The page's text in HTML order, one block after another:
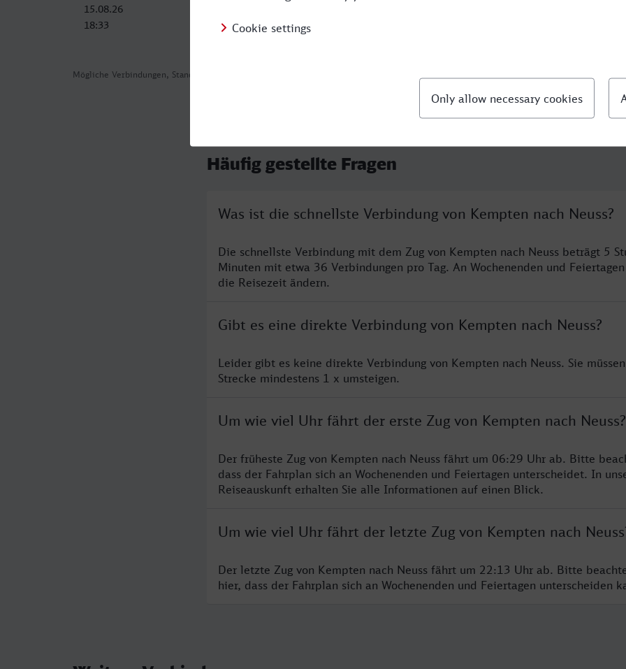
Mögliche Verbindungen, Stand: 2026-08-01 02:30
15.08.26
18:33
00:06
Häufig gestellte Fragen
Was ist die schnellste Verbindung von Kempten nach Neuss?
Die schnellste Verbindung mit dem Zug von Kempten nach Neuss beträgt 5
Minuten mit etwa 36 Verbindungen pro Tag. An Wochenenden und
die Reisezeit ändern.
Gibt es eine direkte Verbindung von Kempten nach Neuss?
Leider gibt es keine direkte Verbindung von Kempten nach Neuss. Sie
Strecke mindestens 1 x umsteigen.
Um wie viel Uhr fährt der erste Zug von Kempten nach Neuss?
Der früheste Zug von Kempten nach Neuss fährt um 06:29 Uhr ab. Bitte
dass der Fahrplan sich an Wochenenden und Feiertagen unterscheidet. In
Reiseauskunft erhalten Sie alle Informationen auf einen Blick.
Um wie viel Uhr fährt der letzte Zug von Kempten nach
Der letzte Zug von Kempten nach Neuss fährt um 22:13 Uhr ab. Bitte
hier, dass der Fahrplan sich an Wochenenden und Feiertagen unterscheiden